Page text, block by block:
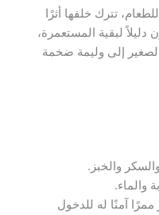
تترك خلفها أثرًا
لبقية المستعمرة،
إلى وليمة ضخمة
والخبز.
والماء.
ممرًا آمنًا له للدخول